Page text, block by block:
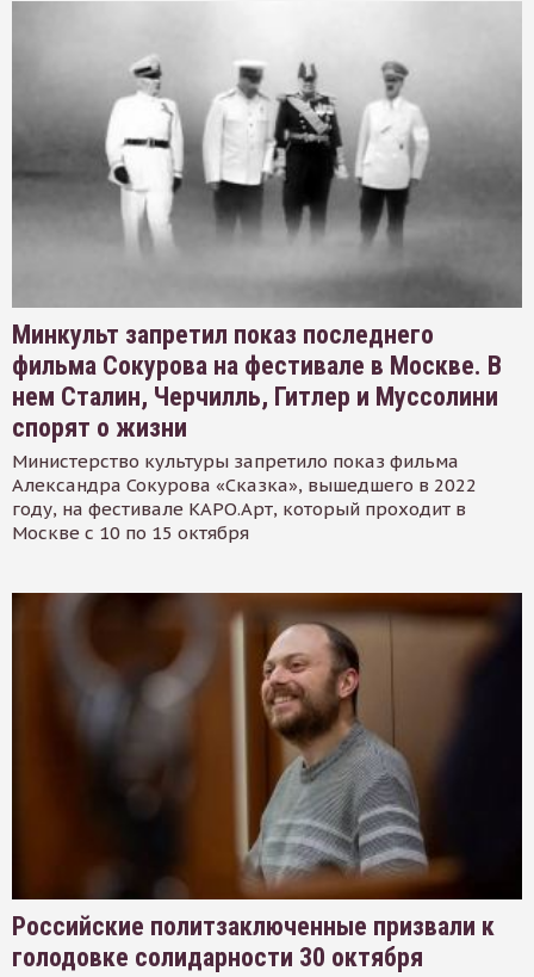
Минкульт запретил показ последнего
фильма Сокурова на фестивале в Москве. В
нем Сталин, Черчилль, Гитлер и Муссолини
спорят о жизни
Министерство культуры запретило показ фильма
Александра Сокурова «Сказка», вышедшего в 2022
году, на фестивале КАРО.Арт, который проходит в
Москве с 10 по 15 октября
Российские политзаключенные призвали к
голодовке солидарности 30 октября